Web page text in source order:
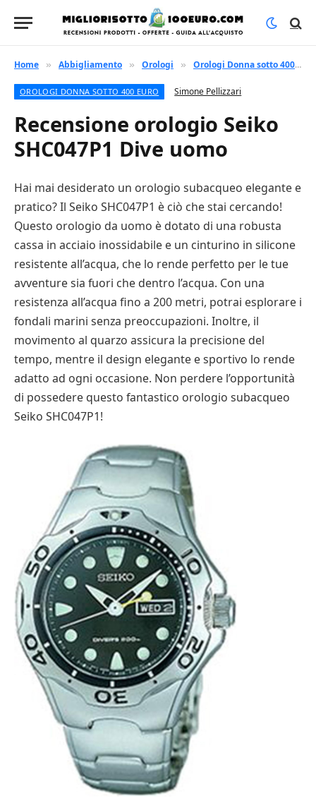
Home » Abbigliamento » Orologi » Orologi Donna sotto 400 euro
OROLOGI DONNA SOTTO 400 EURO Simone Pellizzari
Recensione orologio Seiko
SHC047P1 Dive uomo
Hai mai desiderato un orologio subacqueo elegante e
pratico? Il Seiko SHC047P1 è ciò che stai cercando!
Questo orologio da uomo è dotato di una robusta
cassa in acciaio inossidabile e un cinturino in silicone
resistente all’acqua, che lo rende perfetto per le tue
avventure sia fuori che dentro l’acqua. Con una
resistenza all’acqua fino a 200 metri, potrai esplorare i
fondali marini senza preoccupazioni. Inoltre, il
movimento al quarzo assicura la precisione del
tempo, mentre il design elegante e sportivo lo rende
adatto ad ogni occasione. Non perdere l’opportunità
di possedere questo fantastico orologio subacqueo
Seiko SHC047P1!